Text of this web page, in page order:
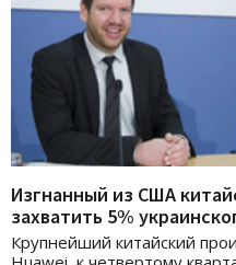
Изгнанный из США
захватить 5%
Крупнейший китайский